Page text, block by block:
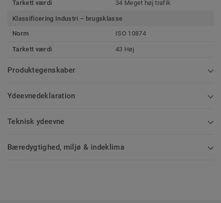
Tarkett værdi 34 Meget høj trafik
Klassificering Industri – brugsklasse
Norm
ISO 10874
Tarkett værdi 43 Høj
Produktegenskaber
Ydeevnedeklaration
Teknisk ydeevne
Bæredygtighed, miljø & indeklima